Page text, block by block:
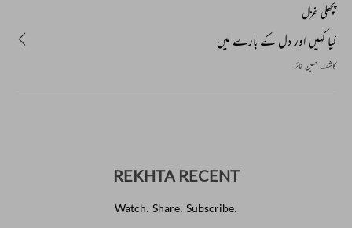
پچھلی غزل
کیا کہیں اور دل کے بارے میں
کاشف حسین غائر
REKHTA RECENT
Watch. Share. Subscribe.